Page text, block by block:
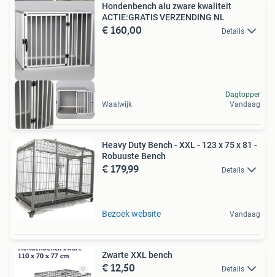
Hondenbench alu zware kwaliteit
ACTIE:GRATIS VERZENDING NL
€ 160,00 Details
Waalwijk
Dagtopper
Vandaag
Heavy Duty Bench - XXL - 123 x 75 x 81 -
Robuuste Bench
€ 179,99 Details
Bezoek website Vandaag
Zwarte XXL bench
€ 12,50 Details